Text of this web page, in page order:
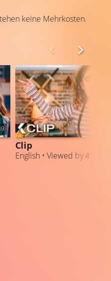
keine Mehrkosten.
Clip
English • Viewed by4.045